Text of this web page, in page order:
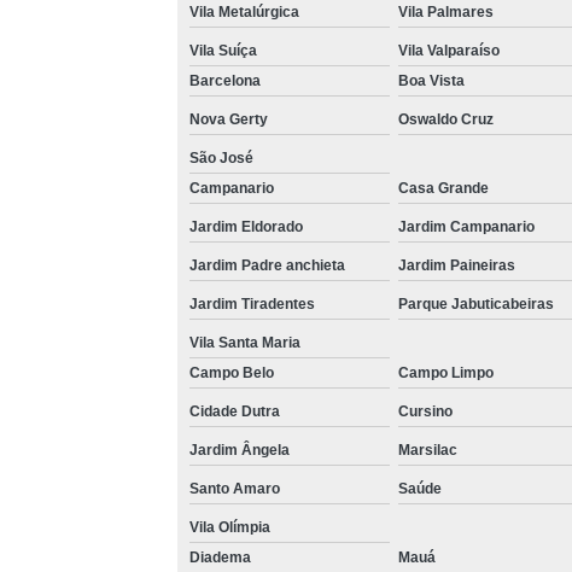
Vila Metalúrgica Vila Palmares
Vila Suíça Vila Valparaíso
Barcelona
Boa Vista
Nova Gerty Oswaldo Cruz
São José
Campanario
Casa Grande
Jardim Eldorado Jardim Campanario
Jardim Padre anchieta Jardim Paineiras
Jardim Tiradentes Parque Jabuticabeiras
Vila Santa Maria
Campo Belo
Campo Limpo
Cidade Dutra Cursino
Jardim Ângela Marsilac
Santo Amaro Saúde
Vila Olímpia
Diadema
Mauá